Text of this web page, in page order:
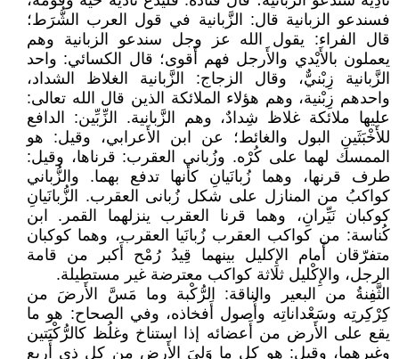
فسندعو الزبانية قال: الزَّبانية في قول العرب الشُّرَط؛
قال الفراء: يقول الله عز وجل سندعو الزبانية وهم
يعملون بالأَيْدي والأَرجل فهم أَقوى؛ قال الكسائي: واحد
الزَّبانية زِبْنيٌّ، وقال الزجاج: الزَّبانية الغلاظ الشداد،
واحدهم زِبْنية، وهم هؤلاء الملائكة الذين قال الله تعالى:
عليها ملائكة غلاظ شِدادٌ، وهم الزَّبانية. الزِّبِّين: الدافع
للأَخْبَثَينِ البول والغائط؛ عن ابن الأَعرابي، وقيل: هو
الممسك لهما على كُرْه. وزُباني العقرب: قرناها، وقيل:
طرف قرنها، وهما زُبانَيانِ كأَنها تدفع بهما. والزُّباني
كواكبُ من المنازل على شكل زُبانى العقرب. الزُّبانَيانِ
كوكبان نَيِّرانِ، وهما قرنا العقرب ينزلهما القمر. ابن
كُناسة: من كواكب العقرب زُبانَيا العقرب، وهما كوكبان
متفرّقان أَمام الإِكليل بينهما قِيدُ رُمْح أَكبر من قامة
الرجل، والإِكْليل ثلاثة كواكب معترضة غير مستطيلة.
الثَّفِنةُ من البعير والناقة: الرُّكْبة وما مَسَّ الأَرضَ من
كِرْكِرتِه وسَعْداناتِه وأُصول أَفخاذه، وفي الصحاح: هو ما
يقع على الأَرض من أَعضائه إذا استناخ وغلُظ كالرُّكْبَتين
وغيرهما، وقيل: هو كل ما وَلِيَ الأَرض من كل ذي أَربعٍ